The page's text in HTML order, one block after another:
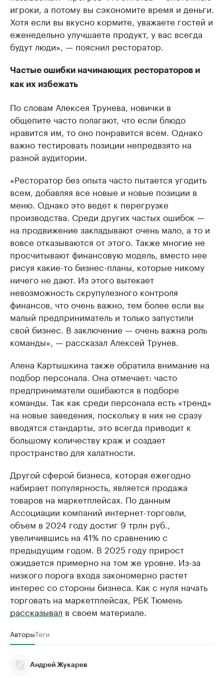
игроки, а потому вы сэкономите время и деньги.
Хотя если вы вкусно кормите, уважаете гостей и
еженедельно улучшаете продукт, у вас всегда
будут люди», — пояснил ресторатор.
Частые ошибки начинающих рестораторов и
как их избежать
По словам Алексея Трунева, новички в
общепите часто полагают, что если блюдо
нравится им, то оно понравится всем. Однако
важно тестировать позиции непредвзято на
разной аудитории.
«Ресторатор без опыта часто пытается угодить
всем, добавляя все новые и новые позиции в
меню. Однако это ведет к перегрузке
производства. Среди других частых ошибок —
на продвижение закладывают очень мало, а то и
вовсе отказываются от этого. Также многие не
просчитывают финансовую модель, вместо нее
рисуя какие-то бизнес-планы, которые никому
ничего не дают. Из этого вытекает
невозможность скрупулезного контроля
финансов, что очень важно, тем более если вы
малый предприниматель и только запустили
свой бизнес. В заключение — очень важна роль
команды», — рассказал Алексей Трунев.
Алена Картышкина также обратила внимание на
подбор персонала. Она отмечает: часто
предприниматели ошибаются в подборе
команды. Так как среди персонала есть «тренд»
на новые заведения, поскольку в них не сразу
вводятся стандарты, это всегда приводит к
большому количеству краж и создает
пространство для халатности.
Другой сферой бизнеса, которая ежегодно
набирает популярность, является продажа
товаров на маркетплейсах. По данным
Ассоциации компаний интернет-торговли,
объем в 2024 году достиг 9 трлн руб.,
увеличившись на 41% по сравнению с
предыдущим годом. В 2025 году прирост
ожидается примерно на том же уровне. Из-за
низкого порога входа закономерно растет
интерес со стороны бизнеса. Как с нуля начать
торговать на маркетплейсах, РБК Тюмень
рассказывал в своем материале.
АвторыТеги
Андрей Жукарев